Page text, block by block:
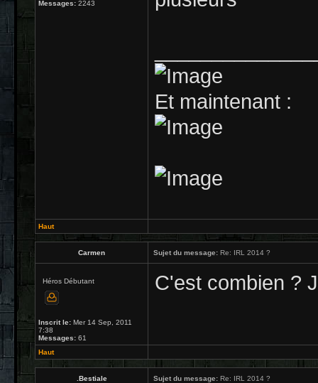
Messages: 2243
Et maintenant :
Haut
Carmen Sujet du message: Re: IRL 2014 ?
Héros Débutant
Inscrit le: Mer 14 Sep, 2011
7:38
Messages: 61
C'est combien ?
Haut
.Bestiale Sujet du message: Re: IRL 2014 ?